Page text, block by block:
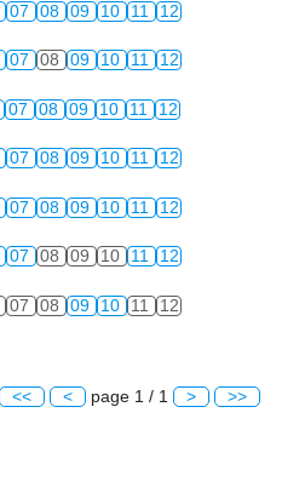
07 08 09 10 11 12
07 08 09 10 11 12
07 08 09 10 11 12
07 08 09 10 11 12
07 08 09 10 11 12
07 08 09 10 11 12
07 08 09 10 11 12
<< < page 1 / 1 > >>